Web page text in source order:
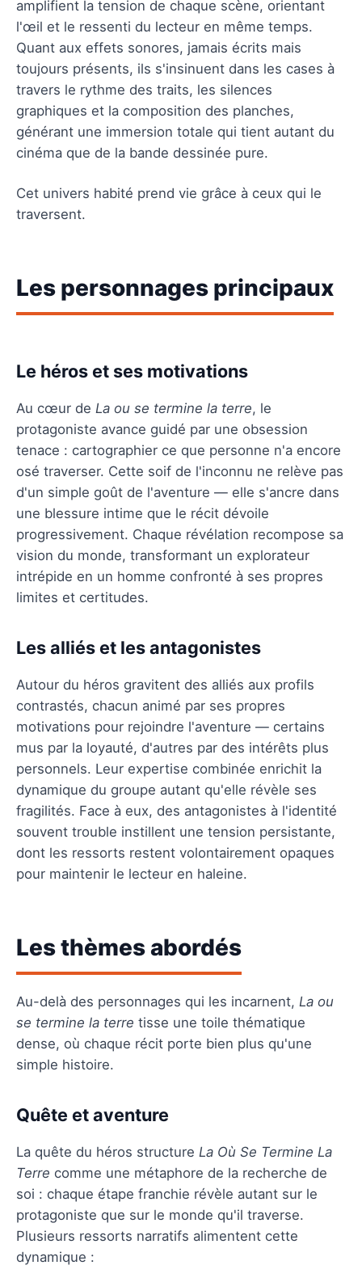
amplifient la tension de chaque scène, orientant
l'œil et le ressenti du lecteur en même temps.
Quant aux effets sonores, jamais écrits mais
toujours présents, ils s'insinuent dans les cases à
travers le rythme des traits, les silences
graphiques et la composition des planches,
générant une immersion totale qui tient autant du
cinéma que de la bande dessinée pure.
Cet univers habité prend vie grâce à ceux qui le
traversent.
Les personnages principaux
Le héros et ses motivations
Au cœur de La ou se termine la terre, le
protagoniste avance guidé par une obsession
tenace : cartographier ce que personne n'a encore
osé traverser. Cette soif de l'inconnu ne relève pas
d'un simple goût de l'aventure — elle s'ancre dans
une blessure intime que le récit dévoile
progressivement. Chaque révélation recompose sa
vision du monde, transformant un explorateur
intrépide en un homme confronté à ses propres
limites et certitudes.
Les alliés et les antagonistes
Autour du héros gravitent des alliés aux profils
contrastés, chacun animé par ses propres
motivations pour rejoindre l'aventure — certains
mus par la loyauté, d'autres par des intérêts plus
personnels. Leur expertise combinée enrichit la
dynamique du groupe autant qu'elle révèle ses
fragilités. Face à eux, des antagonistes à l'identité
souvent trouble instillent une tension persistante,
dont les ressorts restent volontairement opaques
pour maintenir le lecteur en haleine.
Les thèmes abordés
Au-delà des personnages qui les incarnent, La ou
se termine la terre tisse une toile thématique
dense, où chaque récit porte bien plus qu'une
simple histoire.
Quête et aventure
La quête du héros structure La Où Se Termine La
Terre comme une métaphore de la recherche de
soi : chaque étape franchie révèle autant sur le
protagoniste que sur le monde qu'il traverse.
Plusieurs ressorts narratifs alimentent cette
dynamique :